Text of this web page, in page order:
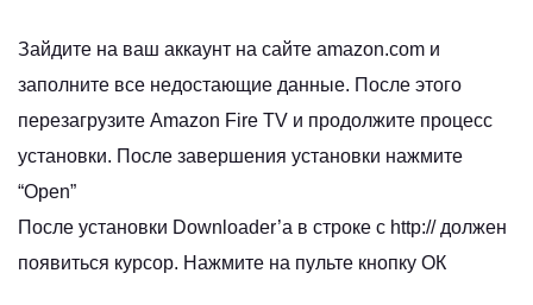
Зайдите на ваш аккаунт на сайте amazon.com и
заполните все недостающие данные. После этого
перезагрузите Amazon Fire TV и продолжите процесс
установки. После завершения установки нажмите
“Open”
После установки Downloader’a в строке с http:// должен
появиться курсор. Нажмите на пульте кнопку ОК